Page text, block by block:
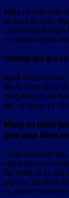
Màng co nhập khẩu
sử dụng lâu năm.
chuyền hiện đại đảm
co chuyên nghiệp
Chuyên gia gia
Ngoài màng co
nhỏ lẻ nhằm tối ưu
công màng co túi
dày, số lượng, v.v.
Màng co nhiệt
gian giao hàng
Trong nhiều năm
chóng nhu cầu của
hay màng co túi.
phục vụ quý khách
xa, chúng tôi luôn